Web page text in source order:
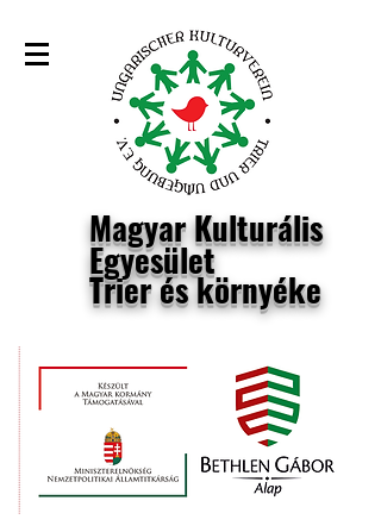
Magyar Kulturális
Egyesület
Trier és környéke